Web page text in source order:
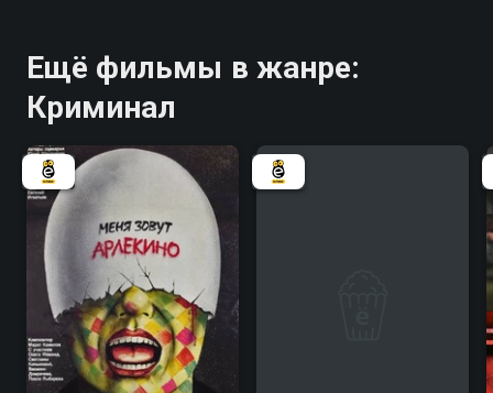
Ещё фильмы в жанре:
Криминал